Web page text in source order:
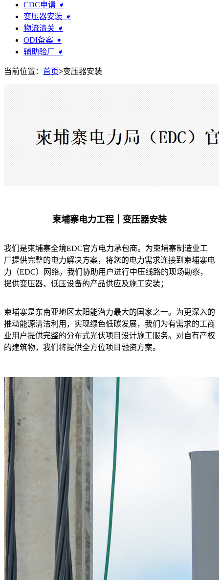
CDC申请 ➧
变压器安装 ➧
物流清关 ➧
ODI备案 ➧
辅助验厂 ➧
当前位置： 首页>变压器安装
柬埔寨电力工程｜变压器安装
我们是柬埔寨全境EDC官方电力承包商。为柬埔寨制造业工
厂提供完整的电力解决方案，将您的电力需求连接到柬埔寨电
力（EDC）网络。我们协助用户进行中压线路的现场勘察，
提供变压器、低压设备的产品供应及施工安装；
柬埔寨是东南亚地区太阳能潜力最大的国家之一。为更深入的
推动能源清洁利用，实现绿色低碳发展，我们为有需求的工商
业用户提供完整的分布式光伏项目设计施工服务。对自有产权
的建筑物，我们将提供全方位项目融资方案。